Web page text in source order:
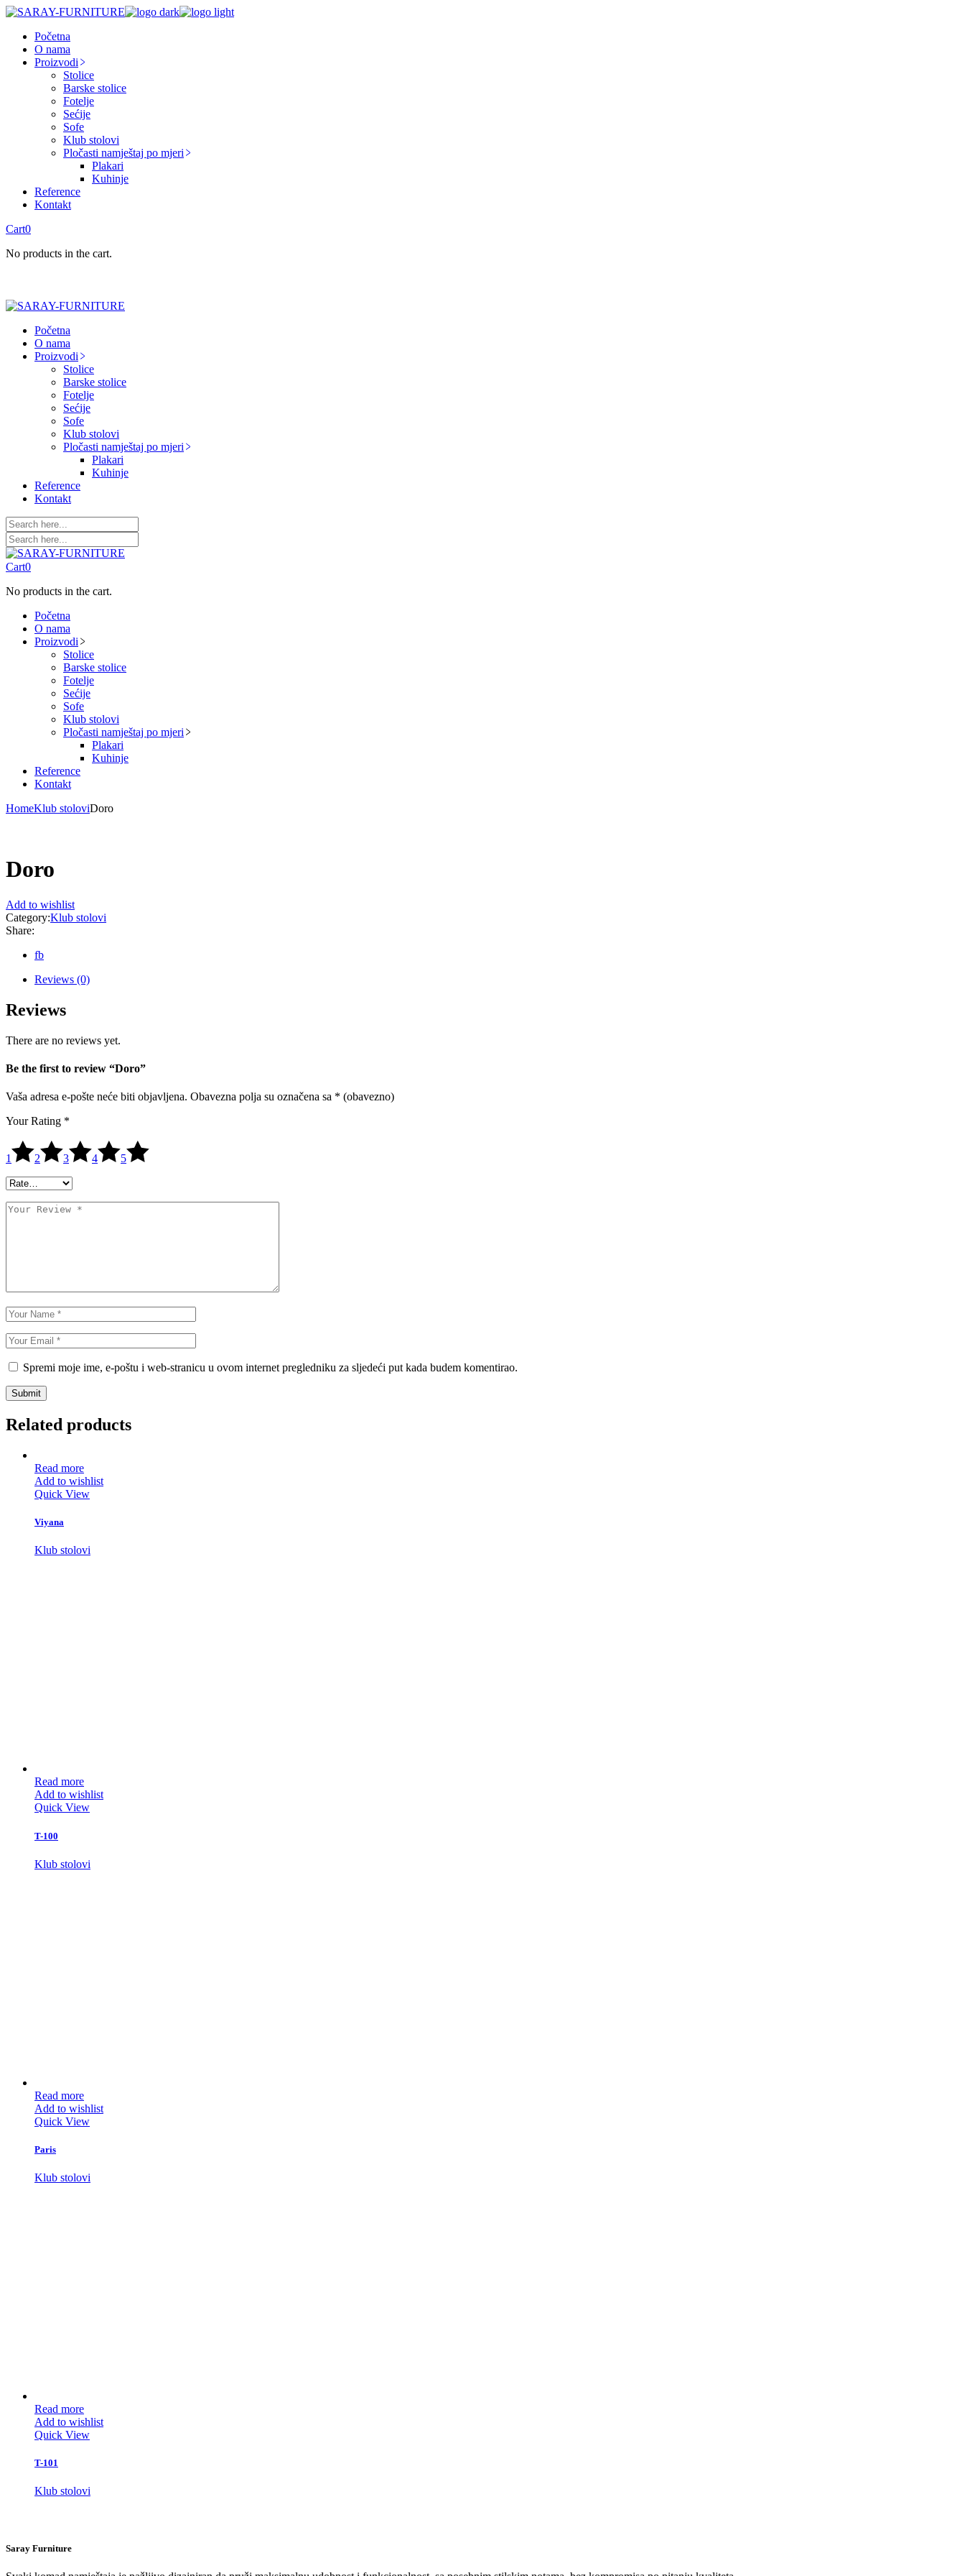
Skip
content
Početna
O nama
Proizvodi
Stolice
Barske stolice
Fotelje
Sećije
Sofe
Klub stolovi
Pločasti namještaj po mjeri
Plakari
Kuhinje
Reference
Kontakt
Cart0
No products in the cart.
Početna
O nama
Proizvodi
Stolice
Barske stolice
Fotelje
Sećije
Sofe
Klub stolovi
Pločasti namještaj po mjeri
Plakari
Kuhinje
Reference
Kontakt
Cart0
No products in the cart.
Početna
O nama
Proizvodi
Stolice
Barske stolice
Fotelje
Sećije
Sofe
Klub stolovi
Pločasti namještaj po mjeri
Plakari
Kuhinje
Reference
Kontakt
HomeKlub stoloviDoro
Doro
Add to wishlist
Category:Klub stolovi
Share:
fb
Reviews (0)
Reviews
There are no reviews yet.
Be the first to review “Doro”
Vaša adresa e-pošte neće biti objavljena. Obavezna polja su označena sa * (obavezno)
Your Rating *
1 2 3 4 5
Spremi moje ime, e-poštu i web-stranicu u ovom internet pregledniku za sljedeći put kada budem komentirao.
Submit
Related products
Read more
Add to wishlist
Quick View
Viyana
Klub stolovi
Read more
Add to wishlist
Quick View
T-100
Klub stolovi
Read more
Add to wishlist
Quick View
Paris
Klub stolovi
Read more
Add to wishlist
Quick View
T-101
Klub stolovi
Saray Furniture